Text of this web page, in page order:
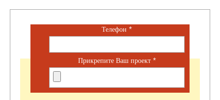
Телефон *
Прикрепите Ваш проект *